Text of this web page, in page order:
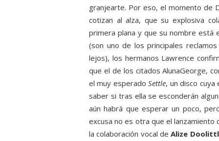
granjearte. Por eso, el momento de
cotizan al alza, que su explosiva
primera plana y que su nombre está
(son uno de los principales
lejos), los hermanos Lawrence
que el de los citados AlunaGeorge,
el muy esperadoSettle, un disco
saber si tras ella se esconderán
aún habrá que esperar un poco,
excusa no es otra que el lanzamiento
la colaboración vocal deAlize